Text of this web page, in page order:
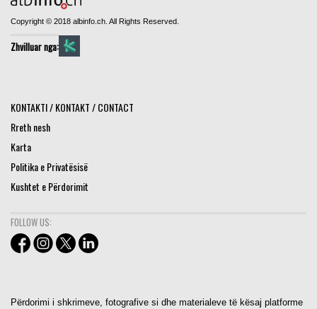
Copyright © 2018 albinfo.ch. All Rights Reserved.
Zhvilluar nga:
KONTAKTI / KONTAKT / CONTACT
Rreth nesh
Karta
Politika e Privatësisë
Kushtet e Përdorimit
FOLLOW US:
Përdorimi i shkrimeve, fotografive si dhe materialeve të kësaj platforme